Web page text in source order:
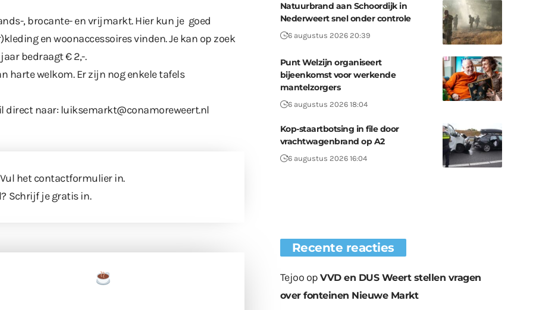
, brocante- en vrijmarkt. Hier kun je goed
en woonaccessoires vinden. Je kan op zoek
bedraagt € 2,-.
harte welkom. Er zijn nog enkele tafels
direct naar: luiksemarkt@conamoreweert.nl
het contactformulierin.
Schrijf je gratis in.
Natuurbrand aan Schoordijk in
Nederweert snel onder controle
6 augustus 2026 20:39
Punt Welzijn organiseert
bijeenkomst voor werkende
mantelzorgers
6 augustus 2026 18:04
Kop-staartbotsing in file door
vrachtwagenbrand op A2
6 augustus 2026 16:04
Recente reacties
Tejoo opVVD en DUS Weert stellen vragen
over fonteinen Nieuwe Markt